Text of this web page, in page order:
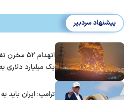
پیشنهاد سردبیر
انهدام
یک میلیارد دلاری
ترامپ: ایران باید